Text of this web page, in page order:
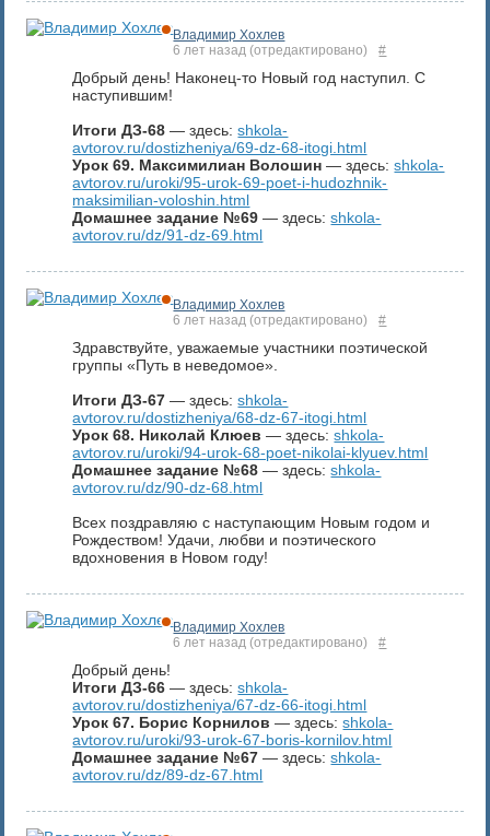
Владимир Хохлев
6 лет назад(отредактировано) #
Добрый день! Наконец-то Новый год наступил. С
наступившим!
Итоги ДЗ-68 — здесь:shkola-
avtorov.ru/dostizheniya/69-dz-68-itogi.html
Урок 69. Максимилиан Волошин — здесь:shkola-
avtorov.ru/uroki/95-urok-69-poet-i-hudozhnik-
maksimilian-voloshin.html
Домашнее задание №69 — здесь:shkola-
avtorov.ru/dz/91-dz-69.html
Владимир Хохлев
6 лет назад(отредактировано) #
Здравствуйте, уважаемые участники поэтической
группы «Путь в неведомое».
Итоги ДЗ-67 — здесь:shkola-
avtorov.ru/dostizheniya/68-dz-67-itogi.html
Урок 68. Николай Клюев — здесь:shkola-
avtorov.ru/uroki/94-urok-68-poet-nikolai-klyuev.html
Домашнее задание №68 — здесь:shkola-
avtorov.ru/dz/90-dz-68.html
Всех поздравляю с наступающим Новым годом и
Рождеством! Удачи, любви и поэтического
вдохновения в Новом году!
Владимир Хохлев
6 лет назад(отредактировано) #
Добрый день!
Итоги ДЗ-66 — здесь:shkola-
avtorov.ru/dostizheniya/67-dz-66-itogi.html
Урок 67. Борис Корнилов — здесь:shkola-
avtorov.ru/uroki/93-urok-67-boris-kornilov.html
Домашнее задание №67 — здесь:shkola-
avtorov.ru/dz/89-dz-67.html